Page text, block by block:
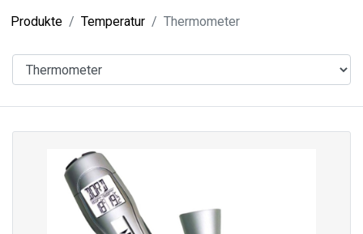
Produkte Temperatur Thermometer